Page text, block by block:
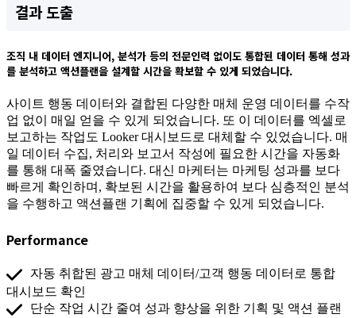
결과 도출
조직 내 데이터 엔지니어, 분석가 등의 전문인력 없이도 통합된 데이터 통해 성과
를 분석하고 액션플랜을 설계할 시간을 확보할 수 있게 되었습니다.
사이트 행동 데이터와 결합된 다양한 매체 운영 데이터를 수작
업 없이 매일 얻을 수 있게 되었습니다. 또 이 데이터를 엑셀로
보고하는 작업도 Looker 대시보드로 대체할 수 있었습니다. 매
일 데이터 수집, 처리와 보고서 작성에 필요한 시간을 자동화
를 통해 대폭 줄였습니다. 대신 마케터는 마케팅 성과를 보다
빠르게 확인하며, 확보된 시간을 활용하여 보다 심층적인 분석
을 수행하고 액션플랜 기획에 집중할 수 있게 되었습니다.
Performance
자동 취합된 광고 매체 데이터/고객 행동 데이터로 통합
대시보드 확인
단순 작업 시간 줄여 성과 향상을 위한 기획 및 액션 플랜